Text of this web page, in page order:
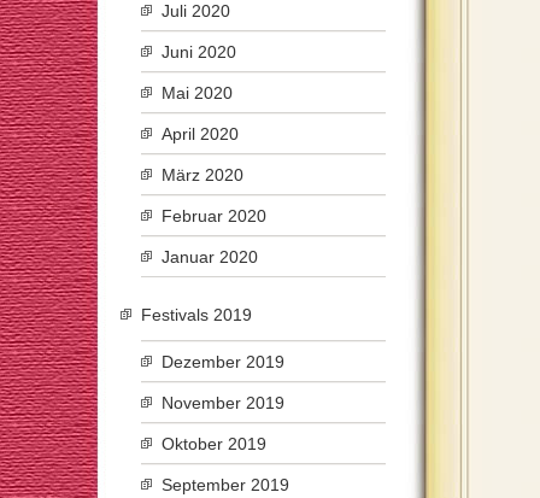
Juli 2020
Juni 2020
Mai 2020
April 2020
März 2020
Februar 2020
Januar 2020
Festivals 2019
Dezember 2019
November 2019
Oktober 2019
September 2019